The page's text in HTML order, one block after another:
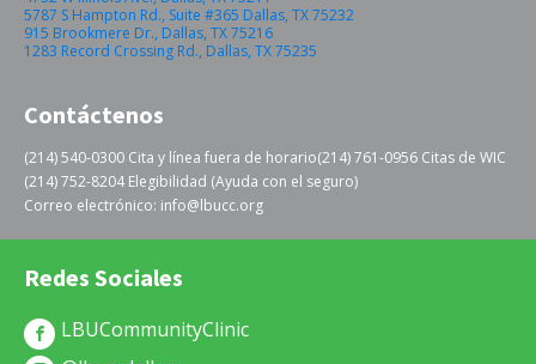
5787 S Hampton Rd., Suite #365 Dallas, TX 75232
915 Brookmere Dr., Dallas, TX 75216
1283 Record Crossing Rd., Dallas, TX 75235
Contáctenos
(214) 540-0300 Cita y línea fuera de horario(214) 761-0956 Citas de WIC
(214) 752-8204 Elegibilidad (Ayuda con el seguro)
Correo electrónico: info@lbucc.org
Redes Sociales
LBUCommunityClinic